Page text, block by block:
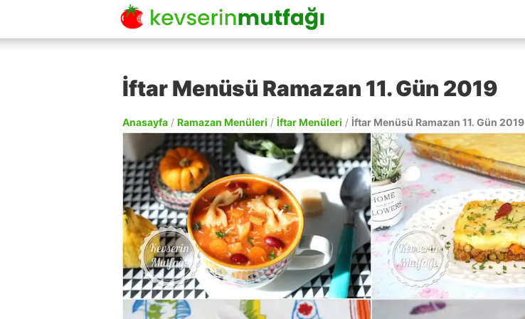
İftar Menüsü Ramazan 11. Gün 2019
Anasayfa / Ramazan Menüleri / İftar Menüleri / İftar Menüsü Ramazan 11. Gün 2019